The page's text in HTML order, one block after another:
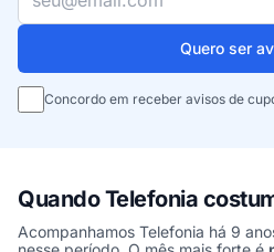
Quero ser
Concordo em receber avisos de
Quando Telefonia
Acompanhamos Telefonia há 9